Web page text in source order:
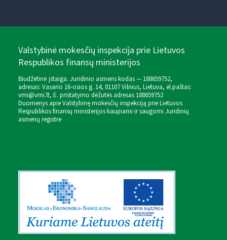
Valstybinė mokesčių inspekcija prie Lietuvos
Respublikos finansų ministerijos
Biudžetinė įstaiga. Juridinio asmens kodas — 188659752,
adresas: Vasario 16-osios g. 14, 01107 Vilnius, Lietuva, el.paštas:
vmi@vmi.lt, E. pristatymo dėžutės adresas 188659752
Duomenys apie Valstybinę mokesčių inspekciją prie Lietuvos
Respublikos finansų ministerijos kaupiami ir saugomi Juridinių
asmenų registre